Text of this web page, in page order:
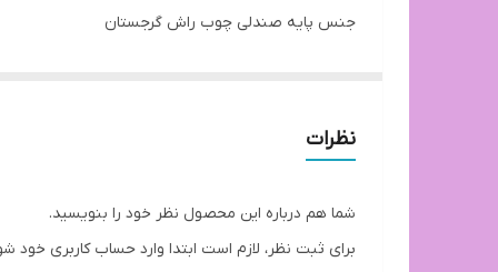
جنس پایه صندلی چوب راش گرجستان
بازه ارسال کالا 8 روز کاری
نظرات
شما هم درباره این محصول نظر خود را بنویسید.
برای ثبت نظر، لازم است ابتدا وارد حساب کاربری خود